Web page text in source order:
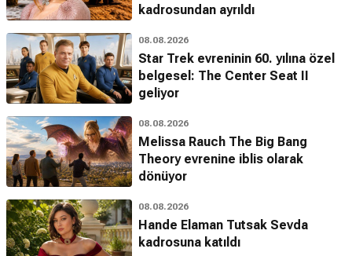
kadrosundan ayrıldı
08.08.2026
Star Trek evreninin 60. yılına özel
belgesel: The Center Seat II
geliyor
08.08.2026
Melissa Rauch The Big Bang
Theory evrenine iblis olarak
dönüyor
08.08.2026
Hande Elaman Tutsak Sevda
kadrosuna katıldı